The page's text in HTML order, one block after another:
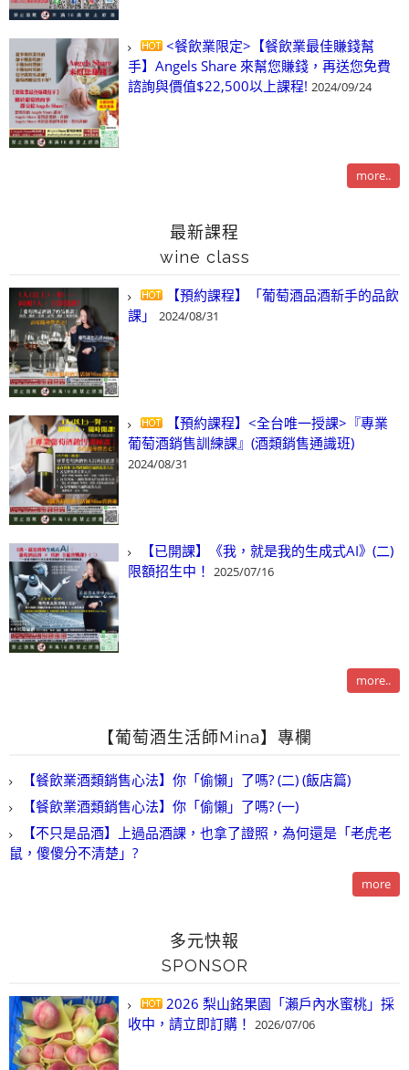
<餐飲業限定>【餐飲業最佳賺錢幫
手】Angels Share 來幫您賺錢，再送您免費
諮詢與價值$22,500以上課程! 2024/09/24
more..
最新課程
wine class
【預約課程】「葡萄酒品酒新手的品飲
課」
2024/08/31
【預約課程】<全台唯一授課>『專業
葡萄酒銷售訓練課』(酒類銷售通識班)
2024/08/31
【已開課】《我，就是我的生成式AI》(二)
限額招生中！ 2025/07/16
more..
【葡萄酒生活師Mina】專欄
【餐飲業酒類銷售心法】你「偷懶」了嗎? (二) (飯店篇)
【餐飲業酒類銷售心法】你「偷懶」了嗎? (一)
【不只是品酒】上過品酒課，也拿了證照，為何還是「老虎老
鼠，傻傻分不清楚」?
more
多元快報
SPONSOR
2026 梨山銘果園「瀨戶內水蜜桃」採
收中，請立即訂購！ 2026/07/06